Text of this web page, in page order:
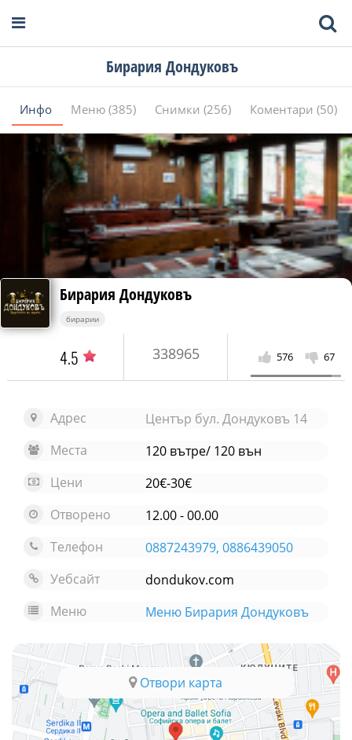
Бирария Дондуковъ
Инфо Меню (385) Снимки (256) Коментари (50)
Бирария Дондуковъ
бирарии
4.5 338965 576 67
Адрес
Център бул. Дондуковъ 14
Места
120 вътре/ 120 вън
Цени
20€-30€
Отворено
12.00 - 00.00
Телефон
0887243979, 0886439050
Уебсайт
dondukov.com
Меню
Меню Бирария Дондуковъ
Отвори карта